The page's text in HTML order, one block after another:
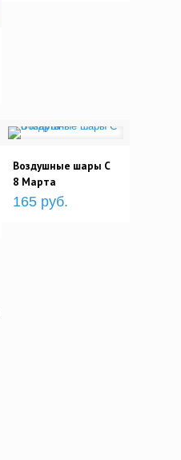
Воздушные шары С
8 Марта
165 руб.